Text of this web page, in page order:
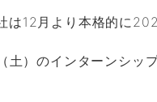
は12月より本格的に
土）のインターンシッ